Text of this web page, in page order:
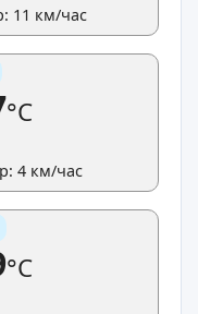
11 км/час
°C
4 км/час
°C